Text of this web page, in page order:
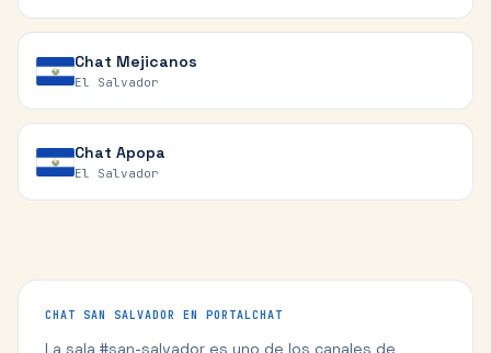
Chat Mejicanos
El Salvador
Chat Apopa
El Salvador
CHAT SAN SALVADOR EN PORTALCHAT
La sala #san-salvador es uno de los canales de